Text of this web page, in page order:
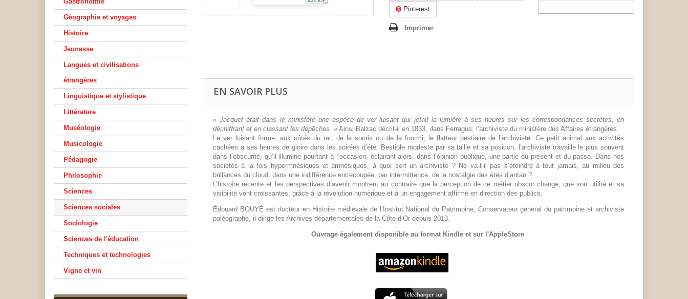
Géographie et voyages
Histoire
Jeunesse
Langues et civilisations
étrangères
Linguistique et stylistique
Littérature
Muséologie
Musicologie
Pédagogie
Philosophie
Sciences
Sciences sociales
Sociologie
Sciences de l'éducation
Techniques et technologies
Vigne et vin
Pinterest
Imprimer
EN SAVOIR PLUS
« Jacquet était dans le ministère une espèce de ver luisant qui jetait la lumière à ses heures sur les correspondances secrètes, en
déchiffrant et en classant les dépêches. » Ainsi Balzac décrit-il en 1833, dans Ferragus, l’archiviste du ministère des Affaires étrangères.
Le ver luisant forme, aux côtés du rat, de la souris ou de la fourmi, le flatteur bestiaire de l’archiviste. Ce petit animal aux activités
cachées a ses heures de gloire dans les soirées d’été. Bestiole modeste par sa taille et sa position, l’archiviste travaille le plus souvent
dans l’obscurité, qu’il illumine pourtant à l’occasion, éclairant alors, dans l’opinion publique, une partie du présent et du passé. Dans nos
sociétés à la fois hypermnésiques et amnésiques, à quoi sert un archiviste ? Ne va-t-il pas s’éteindre à tout jamais, au milieu des
brillances du cloud, dans une indifférence entrecoupée, par intermittence, de la nostalgie des étés d’antan ?
L’histoire récente et les perspectives d’avenir montrent au contraire que la perception de ce métier obscur change, que son utilité et sa
visibilité vont croissantes, grâce à la révolution numérique et à un engagement affirmé en direction des publics.
Édouard BOUYÉ est docteur en Histoire médiévale de l’Institut National du Patrimoine, Conservateur général du patrimoine et archiviste
paléographe, il dirige les Archives départementales de la Côte-d’Or depuis 2013.
Ouvrage également disponible au format Kindle et sur l'AppleStore